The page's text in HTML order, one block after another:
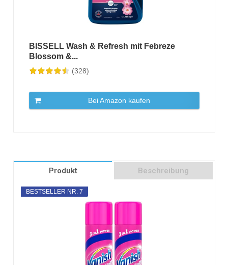
BISSELL Wash & Refresh mit Febreze
Blossom &...
(328)
Bei Amazon kaufen
Produkt Beschreibung
BESTSELLER NR. 7